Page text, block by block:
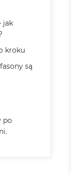
jak
kroku
są
po